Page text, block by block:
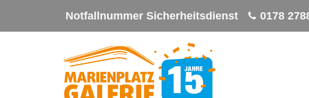
Zum
Notfallnummer Sicherheitsdienst 0178